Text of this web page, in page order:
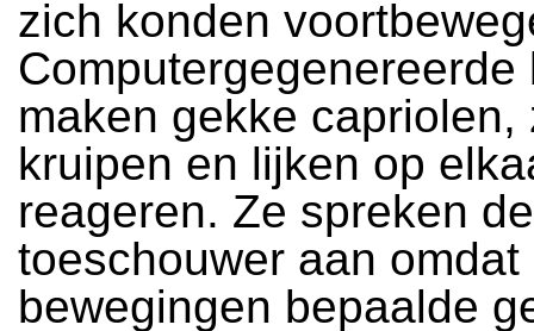
zich konden
Computergegenereerde
maken gekke capriolen,
kruipen en lijken op
reageren. Ze spreken de
toeschouwer aan
bewegingen bepaalde